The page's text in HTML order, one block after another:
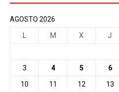
AGOSTO 2026
M X J
3 4 5 6
10 11 12 13